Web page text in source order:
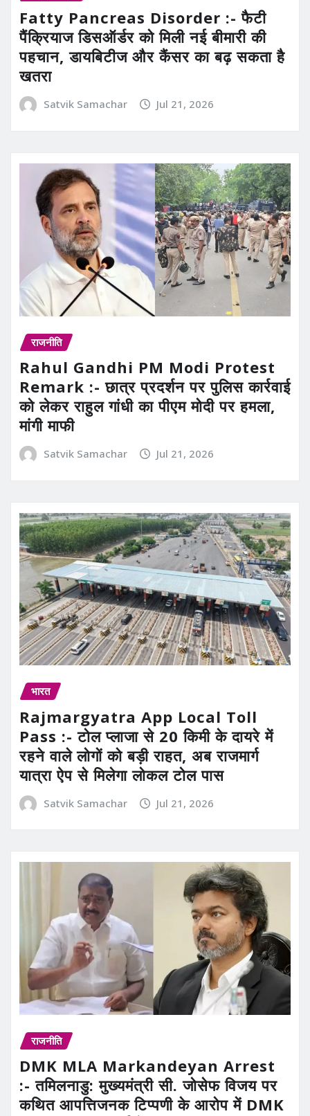
Fatty Pancreas Disorder :- फैटी
पैंक्रियाज डिसऑर्डर को मिली नई बीमारी की
पहचान, डायबिटीज और कैंसर का बढ़ सकता है
खतरा
Satvik Samachar Jul 21, 2026
राजनीति
Rahul Gandhi PM Modi Protest
Remark :- छात्र प्रदर्शन पर पुलिस कार्रवाई
को लेकर राहुल गांधी का पीएम मोदी पर हमला,
मांगी माफी
Satvik Samachar Jul 21, 2026
भारत
Rajmargyatra App Local Toll
Pass :- टोल प्लाजा से 20 किमी के दायरे में
रहने वाले लोगों को बड़ी राहत, अब राजमार्ग
यात्रा ऐप से मिलेगा लोकल टोल पास
Satvik Samachar Jul 21, 2026
राजनीति
DMK MLA Markandeyan Arrest
:- तमिलनाडु: मुख्यमंत्री सी. जोसेफ विजय पर
कथित आपत्तिजनक टिप्पणी के आरोप में DMK